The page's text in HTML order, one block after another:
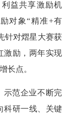
益共享激励机
对象“精准+有
针对熠星大赛获
激励，两年实现
长点。
示范企业不断完
科研一线、关键